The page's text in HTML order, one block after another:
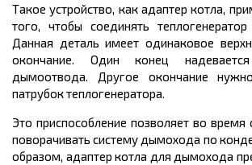
Такое устройство, как адаптер котла,
того, чтобы соединять
Данная деталь имеет одинаковое
окончание. Один конец
дымоотвода. Другое окончание
патрубок теплогенератора.
Это приспособление позволяет во время
поворачивать систему дымохода по
образом, адаптер котла для дымохода